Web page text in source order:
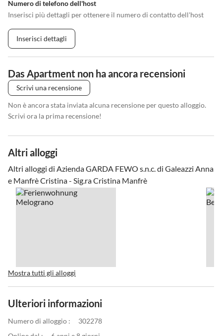
Numero di telefono dell'host
Inserisci più dettagli per ottenere il numero di contatto dell'host
Inserisci dettagli
Das Apartment non ha ancora recensioni
Scrivi una recensione
Non è ancora stata inviata alcuna recensione per questo alloggio.
Scrivi ora la prima recensione!
Altri alloggi
Altri alloggi di Azienda GARDA FEWO s.n.c. di Galeazzi Anna
e Manfrè Cristina - Sig.ra Cristina Manfrè
Mostra tutti gli alloggi
Ulteriori informazioni
Numero di alloggio :
302278